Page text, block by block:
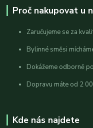
Proč nakupovat u
Zaručujeme se za
Bylinné směsi
Dokážeme odborně
Dopravu máte od 2
Kde nás najdete